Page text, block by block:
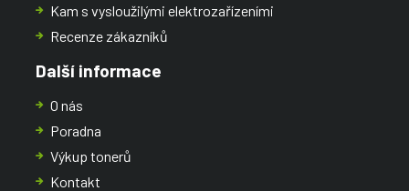
Kam s vysloužilými elektrozařízeními
Recenze zákazníků
Další informace
O nás
Poradna
Výkup tonerů
Kontakt